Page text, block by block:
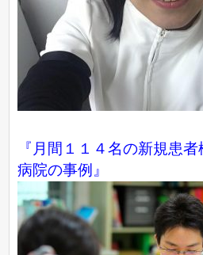
『月間１１４名の新規患
病院の事例』